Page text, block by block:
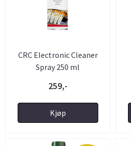
CRC Electronic Cleaner
Spray 250 ml
259,-
Kjøp